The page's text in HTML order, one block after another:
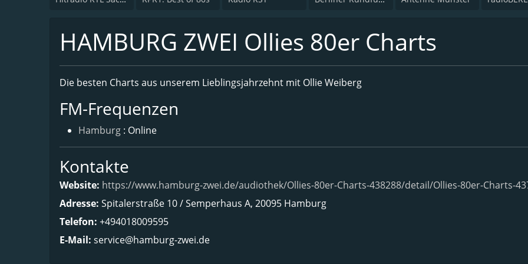
HAMBURG ZWEI Ollies 80er Charts
Die besten Charts aus unserem Lieblingsjahrzehnt mit Ollie Weiberg
FM-Frequenzen
Hamburg : Online
Kontakte
Website: https://www.hamburg-zwei.de/audiothek/Ollies-80er-Charts-438288/detail/Ollies-80er-Charts-
Adresse: Spitalerstraße 10 / Semperhaus A, 20095 Hamburg
Telefon: +494018009595
E-Mail: service@hamburg-zwei.de